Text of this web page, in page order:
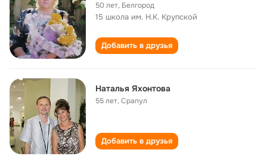
50 лет, Белгород
15 школа им. Н.К. Крупской
Добавить в друзья
Наталья Яхонтова
55 лет,Срапул
Добавить в друзья